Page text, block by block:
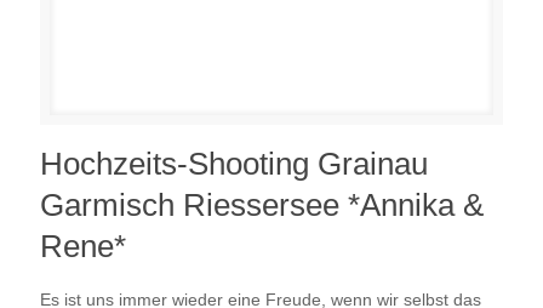
Hochzeits-Shooting Grainau
Garmisch Riessersee *Annika &
Rene*
Es ist uns immer wieder eine Freude, wenn wir selbst das